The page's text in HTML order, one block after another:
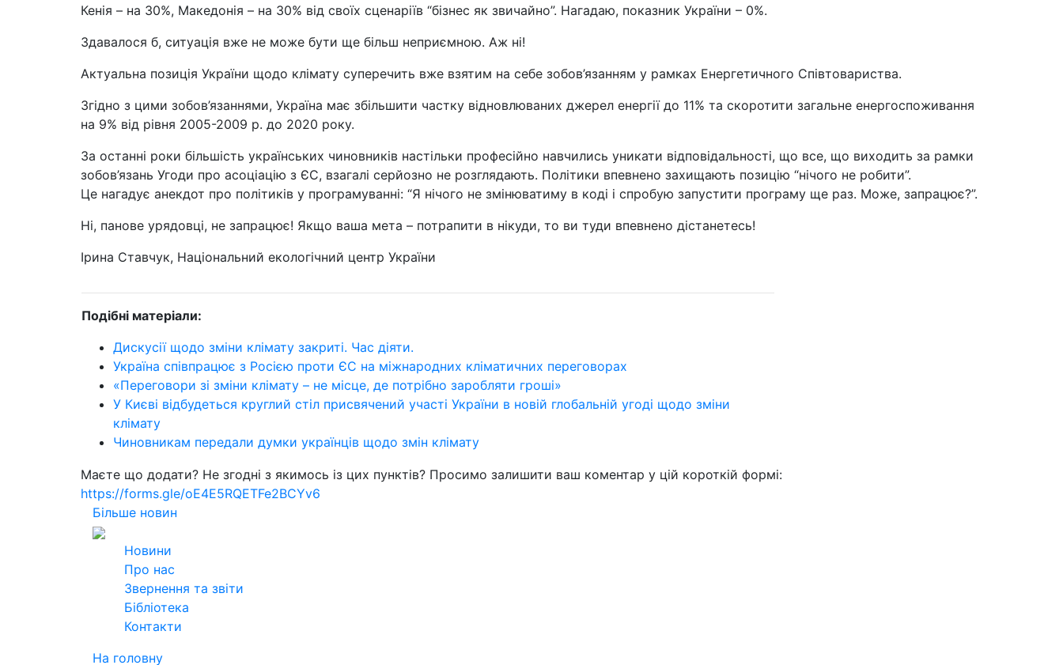
Кенія – на 30%, Македонія – на 30% від своїх сценаріїв “бізнес як звичайно”. Нагадаю, показник України – 0%.
Здавалося б, ситуація вже не може бути ще більш неприємною. Аж ні!
Актуальна позиція України щодо клімату суперечить вже взятим на себе зобов’язанням у рамках Енергетичного Співтовариства.
Згідно з цими зобов’язаннями, Україна має збільшити частку відновлюваних джерел енергії до 11% та скоротити загальне енергоспоживання
на 9% від рівня 2005-2009 р. до 2020 року.
За останні роки більшість українських чиновників настільки професійно навчились уникати відповідальності, що все, що виходить за рамки
зобов’язань Угоди про асоціацію з ЄС, взагалі серйозно не розглядають. Політики впевнено захищають позицію “нічого не робити”.
Це нагадує анекдот про політиків у програмуванні: “Я нічого не змінюватиму в коді і спробую запустити програму ще раз. Може, запрацює?”.
Ні, панове урядовці, не запрацює! Якщо ваша мета – потрапити в нікуди, то ви туди впевнено дістанетесь!
Ірина Ставчук, Національний екологічний центр України
Подібні матеріали:
Дискусії щодо зміни клімату закриті. Час діяти.
Україна співпрацює з Росією проти ЄС на міжнародних кліматичних переговорах
«Переговори зі зміни клімату – не місце, де потрібно заробляти гроші»
У Києві відбудеться круглий стіл присвячений участі України в новій глобальній угоді щодо зміни
клімату
Чиновникам передали думки українців щодо змін клімату
Маєте що додати? Не згодні з якимось із цих пунктів? Просимо залишити ваш коментар у цій короткій формі:
https://forms.gle/oE4E5RQETFe2BCYv6
Більше новин
Новини
Про нас
Звернення та звіти
Бібліотека
Контакти
На головну